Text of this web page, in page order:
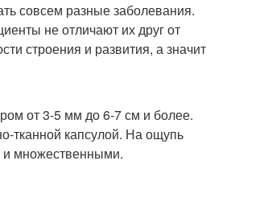
совсем разные заболевания.
не отличают их друг от
строения и развития, а значит
от 3-5 мм до 6-7 см и более.
тканной капсулой. На ощупь
множественными.